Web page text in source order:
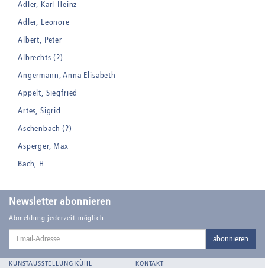
Adler, Karl-Heinz
Adler, Leonore
Albert, Peter
Albrechts (?)
Angermann, Anna Elisabeth
Appelt, Siegfried
Artes, Sigrid
Aschenbach (?)
Asperger, Max
Bach, H.
Balden, Theo , eigentlich Otto Koehler
Balden-Wolff, Annemarie
Bankroth, Bernd
Bankroth, Ursula
Newsletter abonnieren
Abmeldung jederzeit möglich
Email-
abonnieren
KUNSTAUSSTELLUNG KÜHL KONTAKT